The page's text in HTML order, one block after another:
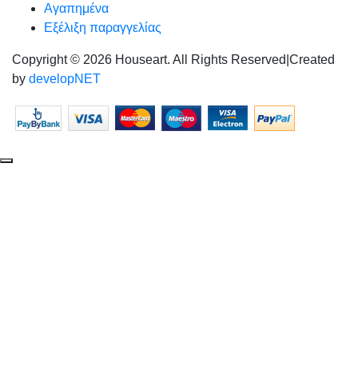
Αγαπημένα
Εξέλιξη παραγγελίας
Copyright © 2026 Houseart. All Rights Reserved Created
by developNET